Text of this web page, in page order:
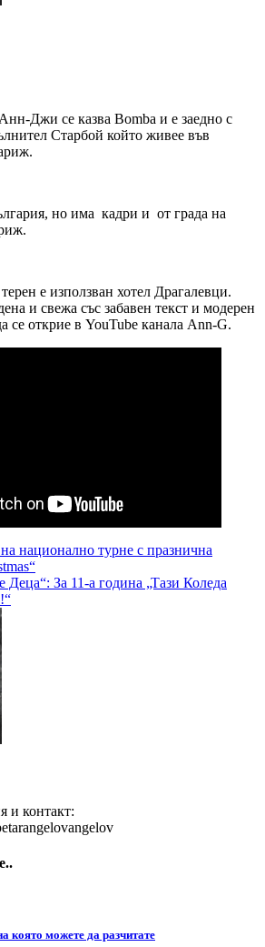
Джи се казва Bomba и е заедно с
Старбой който живее във
но има кадри и от града на
е използван хотел Драгалевци.
и свежа със забавен текст и модерен
се открие в YouTube канала Ann-G.
национално турне с празнична
За 11-а година „Тази Коледа
и контакт:
която можете да разчитате